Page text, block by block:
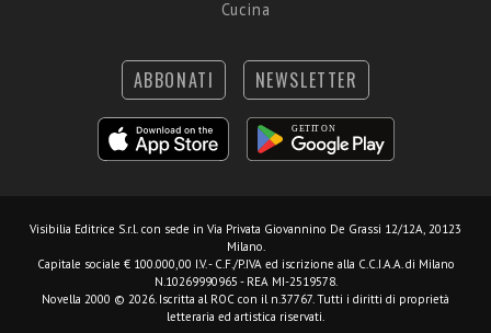
Cucina
ABBONATI NEWSLETTER
Visibilia Editrice S.r.l. con sede in Via Privata Giovannino De Grassi 12/12A, 20123
Milano.
Capitale sociale € 100.000,00 I.V. - C.F./P.IVA ed iscrizione alla C.C.I.A.A. di Milano
N.10269990965 - REA MI-2519578.
Novella 2000 © 2026. Iscritta al ROC con il n.37767. Tutti i diritti di proprietà
letteraria ed artistica riservati.